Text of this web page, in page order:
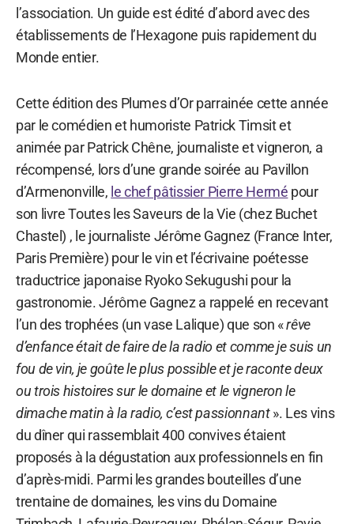
l’association. Un guide est édité d’abord avec des
établissements de l’Hexagone puis rapidement du
Monde entier.
Cette édition des Plumes d’Or parrainée cette année
par le comédien et humoriste Patrick Timsit et
animée par Patrick Chêne, journaliste et vigneron, a
récompensé, lors d’une grande soirée au Pavillon
d’Armenonville, le chef pâtissier Pierre Hermé pour
son livre Toutes les Saveurs de la Vie (chez Buchet
Chastel) , le journaliste Jérôme Gagnez (France Inter,
Paris Première) pour le vin et l’écrivaine poétesse
traductrice japonaise Ryoko Sekugushi pour la
gastronomie. Jérôme Gagnez a rappelé en recevant
l’un des trophées (un vase Lalique) que son «rêve
d’enfance était de faire de la radio et comme je suis un
fou de vin, je goûte le plus possible et je raconte deux
ou trois histoires sur le domaine et le vigneron le
dimache matin à la radio, c’est passionnant». Les vins
du dîner qui rassemblait 400 convives étaient
proposés à la dégustation aux professionnels en fin
d’après-midi. Parmi les grandes bouteilles d’une
trentaine de domaines, les vins du Domaine